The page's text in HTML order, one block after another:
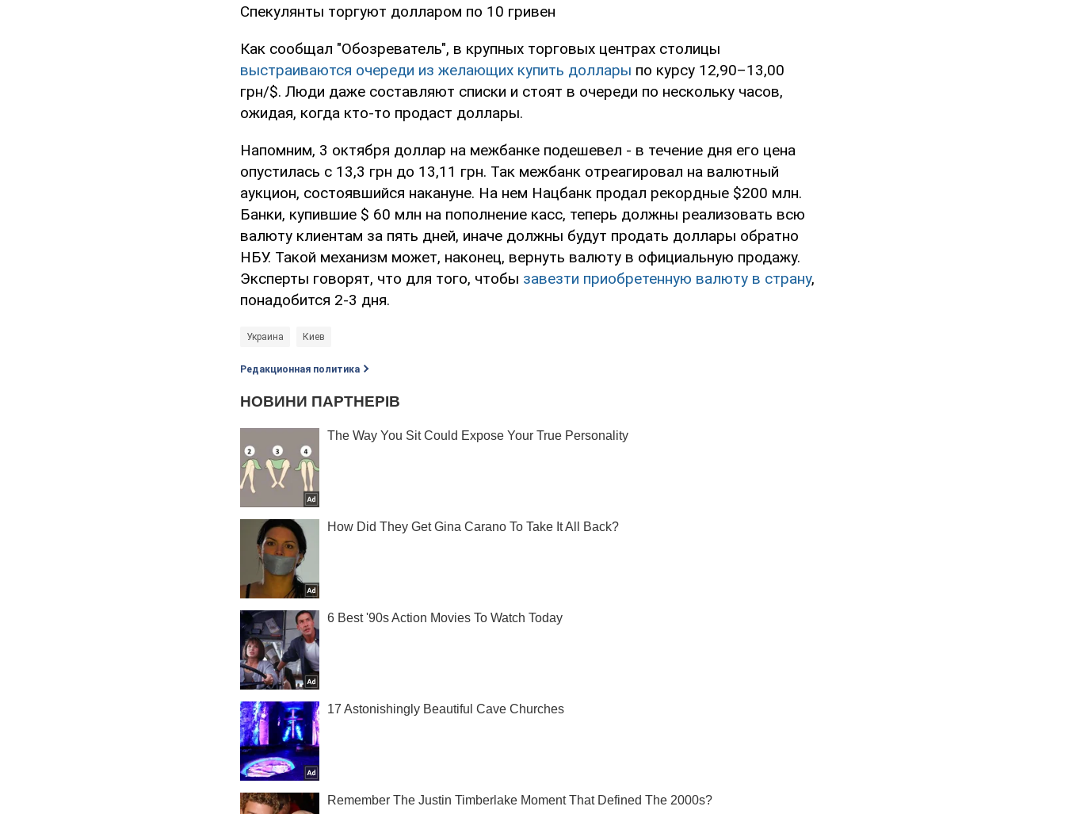
Спекулянты торгуют долларом по 10 гривен
Как сообщал "Обозреватель", в крупных торговых центрах столицы
выстраиваются очереди из желающих купить доллары по курсу 12,90–13,00
грн/$. Люди даже составляют списки и стоят в очереди по нескольку часов,
ожидая, когда кто-то продаст доллары.
Напомним, 3 октября доллар на межбанке подешевел - в течение дня его цена
опустилась с 13,3 грн до 13,11 грн. Так межбанк отреагировал на валютный
аукцион, состоявшийся накануне. На нем Нацбанк продал рекордные $200 млн.
Банки, купившие $ 60 млн на пополнение касс, теперь должны реализовать всю
валюту клиентам за пять дней, иначе должны будут продать доллары обратно
НБУ. Такой механизм может, наконец, вернуть валюту в официальную продажу.
Эксперты говорят, что для того, чтобы завезти приобретенную валюту в страну,
понадобится 2-3 дня.
Украина Киев
Редакционная политика